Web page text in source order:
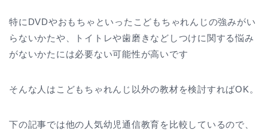
特にDVDやおもちゃといったこどもちゃれんじの強みがい
らないかたや、トイトレや歯磨きなどしつけに関する悩み
がないかたには必要ない可能性が高いです
そんな人はこどもちゃれんじ以外の教材を検討すればOK。
下の記事では他の人気幼児通信教育を比較しているので、